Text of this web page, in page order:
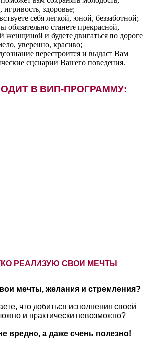
игривость, здоровье;
себя легкой, юной, беззаботной;
обязательно станете прекрасной,
женщиной и будете двигаться по дороге
уверенно, красиво;
перестроится и выдаст Вам
сценарии Вашего поведения.
В ВИП-ПРОГРАММУ:
РЕАЛИЗУЮ СВОИ МЕЧТЫ
мечты, желания и стремления?
что добиться исполнения своей
и практически невозможно?
вредно, а даже очень полезно!